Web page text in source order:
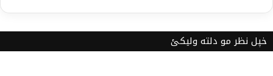
خپل نظر مو دلته ولیکئ